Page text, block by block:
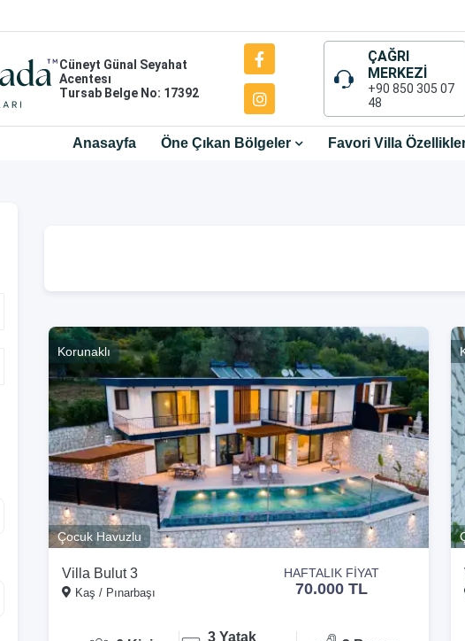
Cüneyt Günal Seyahat
Acentesı
Tursab Belge No: 17392
ÇAĞRI
MERKEZİ
+90 850 305 07
48
Anasayfa Öne Çıkan Bölgeler Favori Villa
Korunaklı
Çocuk Havuzlu
Villa Bulut 3
Kaş / Pınarbaşı
HAFTALIK FİYAT
70.000 TL
3 Yatak